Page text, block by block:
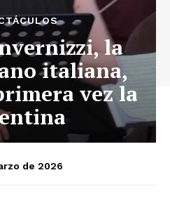
la
italiana,
vez la
de 2026